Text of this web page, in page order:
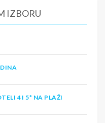
IZBORU
4 I 5* NA PLAŽI